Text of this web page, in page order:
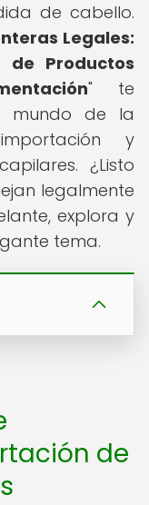
de cabello.
Legales:
de Productos
" te
mundo de la
y
¿Listo
legalmente
explora y
tema.
de